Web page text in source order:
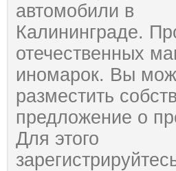
автомобили в
Калининграде.
отечественных
иномарок. Вы
разместить
предложение о
Для этого